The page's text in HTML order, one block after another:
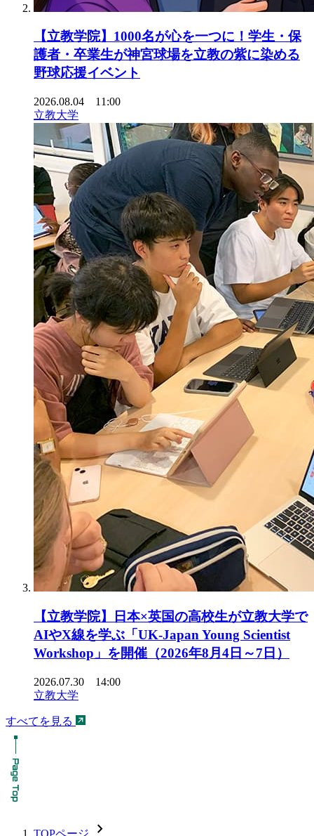
【立教学院】1000名が心を一つに！学生・保
護者・卒業生が神宮球場を立教の紫に染める
野球応援イベント
2026.08.04 11:00
立教大学
【立教学院】日本×英国の高校生が立教大学で
AIやX線を学ぶ「UK-Japan Young Scientist
Workshop」を開催（2026年8月4日～7日）
2026.07.30 14:00
立教大学
すべてを見る
TOPページ chevron_forward